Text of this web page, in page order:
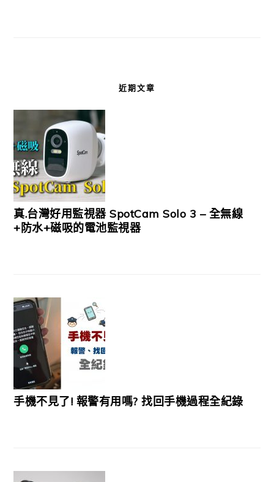
近期文章
真.台灣好用監視器 SpotCam Solo 3 – 全無線
+防水+磁吸的電池監視器
手機不見了! 報警有用嗎? 找回手機過程全紀錄